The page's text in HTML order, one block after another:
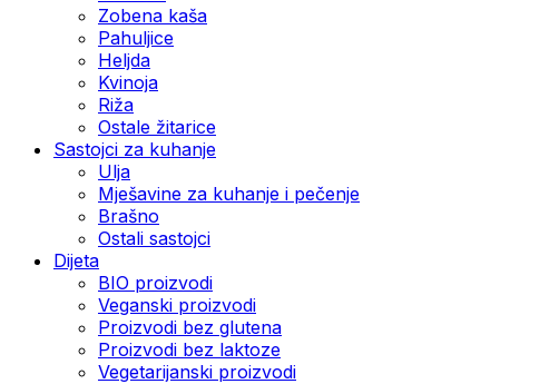
Zobena kaša
Pahuljice
Heljda
Kvinoja
Riža
Ostale žitarice
Sastojci za kuhanje
Ulja
Mješavine za kuhanje i pečenje
Brašno
Ostali sastojci
Dijeta
BIO proizvodi
Veganski proizvodi
Proizvodi bez glutena
Proizvodi bez laktoze
Vegetarijanski proizvodi